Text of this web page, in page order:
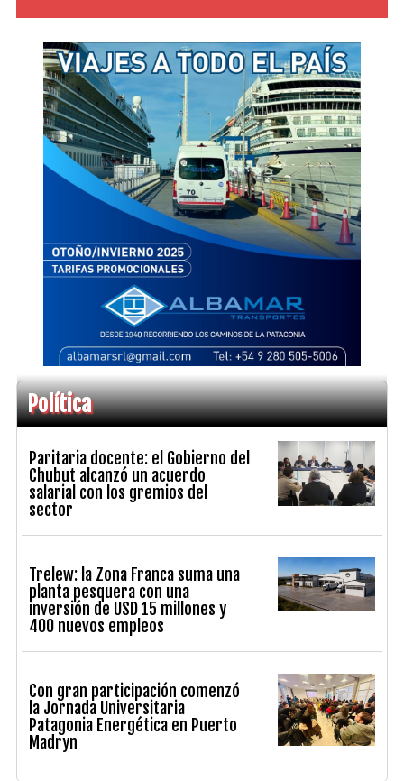
Política
Paritaria docente: el Gobierno del
Chubut alcanzó un acuerdo
salarial con los gremios del
sector
Trelew: la Zona Franca suma una
planta pesquera con una
inversión de USD 15 millones y
400 nuevos empleos
Con gran participación comenzó
la Jornada Universitaria
Patagonia Energética en Puerto
Madryn